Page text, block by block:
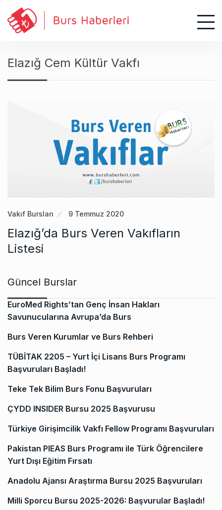
Elazığ Cem Kültür Vakfı
Vakıf Bursları 9 Temmuz 2020
Elazığ’da Burs Veren Vakıfların
Listesi
Güncel Burslar
EuroMed Rights’tan Genç İnsan Hakları
Savunucularına Avrupa’da Burs
Burs Veren Kurumlar ve Burs Rehberi
TÜBİTAK 2205 – Yurt İçi Lisans Burs Programı
Başvuruları Başladı!
Teke Tek Bilim Burs Fonu Başvuruları
ÇYDD INSIDER Bursu 2025 Başvurusu
Türkiye Girişimcilik Vakfı Fellow Programı Başvuruları
Pakistan PIEAS Burs Programı ile Türk Öğrencilere
Yurt Dışı Eğitim Fırsatı
Anadolu Ajansı Araştırma Bursu 2025 Başvuruları
Milli Sporcu Bursu 2025-2026: Başvurular Başladı!